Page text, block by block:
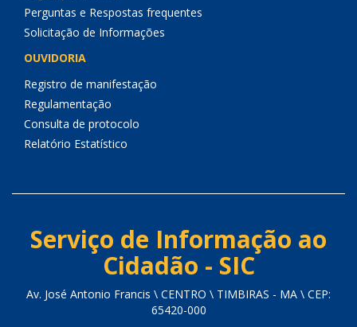
Perguntas e Respostas frequentes
Solicitação de Informações
OUVIDORIA
Registro de manifestação
Regulamentação
Consulta de protocolo
Relatório Estatístico
Serviço de Informação ao
Cidadão - SIC
Av. José Antonio Francis \ CENTRO \ TIMBIRAS - MA \ CEP:
65420-000